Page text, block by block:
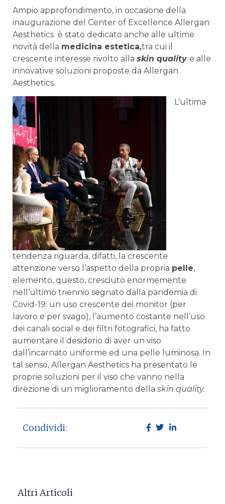
Ampio approfondimento, in occasione della
inaugurazione del Center of Excellence Allergan
Aesthetics è stato dedicato anche alle ultime
novità della medicina estetica,tra cui il
crescente interesse rivolto alla skin quality e alle
innovative soluzioni proposte da Allergan
Aesthetics.
L’ultima
tendenza riguarda, difatti, la crescente
attenzione verso l’aspetto della propria pelle,
elemento, questo, cresciuto enormemente
nell’ultimo triennio segnato dalla pandemia di
Covid-19: un uso crescente dei monitor (per
lavoro e per svago), l’aumento costante nell’uso
dei canali social e dei filtri fotografici, ha fatto
aumentare il desiderio di aver un viso
dall’incarnato uniforme ed una pelle luminosa. In
tal senso, Allergan Aesthetics ha presentato le
proprie soluzioni per il viso che vanno nella
direzione di un miglioramento della skin quality.
Condividi:
Altri Articoli